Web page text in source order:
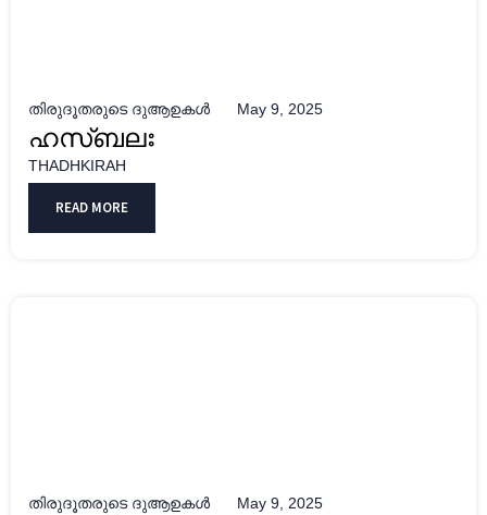
തിരുദൂതരുടെ ദുആഉകൾ May 9, 2025
ഹസ്ബലഃ
THADHKIRAH
READ MORE
തിരുദൂതരുടെ ദുആഉകൾ May 9, 2025